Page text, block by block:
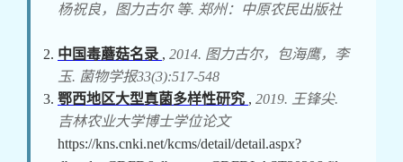
杨祝良，图力古尔 等. 郑州：中原农民出版社
中国毒蘑菇名录 , 2014. 图力古尔，包海鹰，李
玉. 菌物学报33(3):517-548
鄂西地区大型真菌多样性研究 , 2019. 王锋尖.
吉林农业大学博士学位论文
https://kns.cnki.net/kcms/detail/detail.aspx?